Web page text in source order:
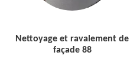
Nettoyage et ravalement de
façade 88